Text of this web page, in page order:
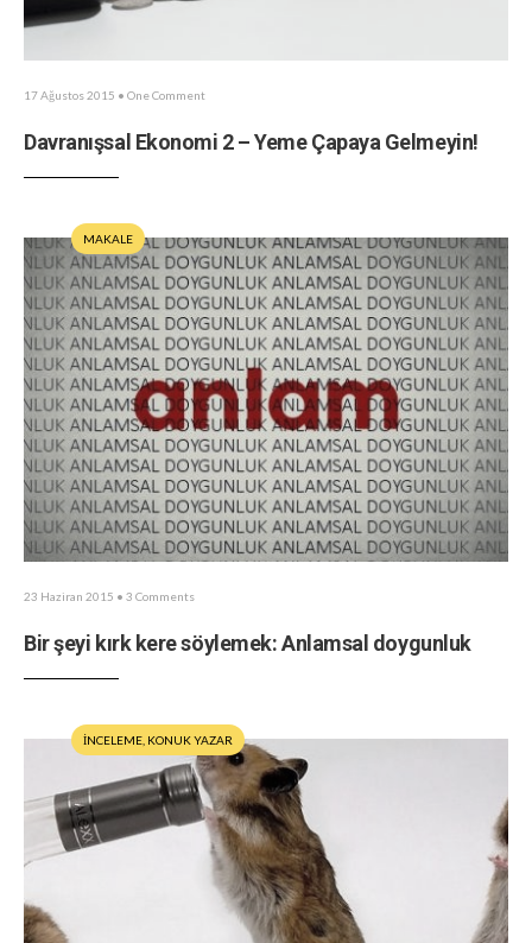
17 Ağustos 2015 • One Comment
Davranışsal Ekonomi 2 – Yeme Çapaya Gelmeyin!
MAKALE
23 Haziran 2015 • 3 Comments
Bir şeyi kırk kere söylemek: Anlamsal doygunluk
İNCELEME KONUK YAZAR